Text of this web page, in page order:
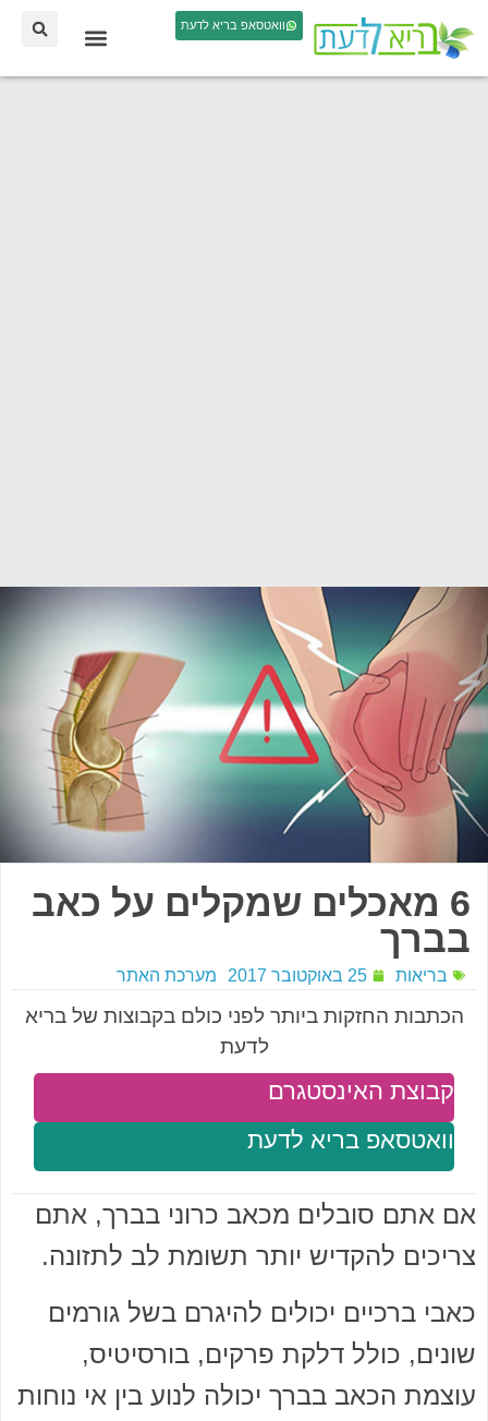
וואטסאפ בריא לדעת
6 מאכלים שמקלים על כאב
בברך
בריאות 25 באוקטובר 2017 מערכת האתר
הכתבות החזקות ביותר לפני כולם בקבוצות של בריא
לדעת
וואטסאפ בריא לדעת
קבוצת האינסטגרם
אם אתם סובלים מכאב כרוני בברך, אתם
צריכים להקדיש יותר תשומת לב לתזונה.
כאבי ברכיים יכולים להיגרם בשל גורמים
שונים, כולל דלקת פרקים, בורסיטיס,
עוצמת הכאב בברך יכולה לנוע בין אי נוחות